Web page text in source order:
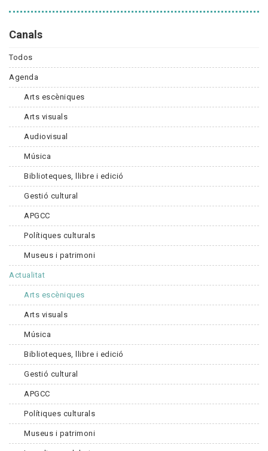
Canals
Todos
Agenda
Arts escèniques
Arts visuals
Audiovisual
Música
Biblioteques, llibre i edició
Gestió cultural
APGCC
Polítiques culturals
Museus i patrimoni
Actualitat
Arts escèniques
Arts visuals
Música
Biblioteques, llibre i edició
Gestió cultural
APGCC
Polítiques culturals
Museus i patrimoni